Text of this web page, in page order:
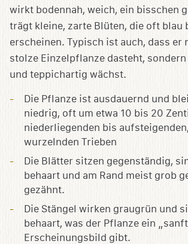
wirkt bodennah, weich, ein bisschen
trägt kleine, zarte Blüten, die oft blau
erscheinen. Typisch ist auch, dass er
stolze Einzelpflanze dasteht,
und teppichartig wächst.
Die Pflanze ist ausdauernd und
niedrig, oft um etwa 10 bis 20
niederliegenden bis
wurzelnden Trieben
Die Blätter sitzen gegenständig,
behaart und am Rand meist grob
gezähnt.
Die Stängel wirken graugrün und
behaart, was der Pflanze ein
Erscheinungsbild gibt.